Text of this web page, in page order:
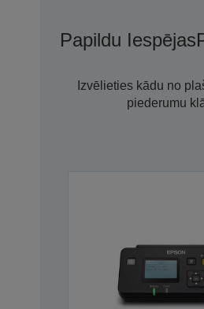
Papildu Iespējas
Izvēlieties kādu no
piederumu